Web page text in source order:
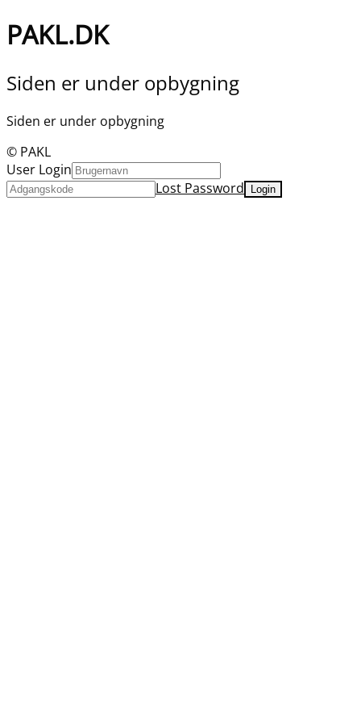
PAKL.DK
Siden er under opbygning
Siden er under opbygning
© PAKL
User Login
Lost Password